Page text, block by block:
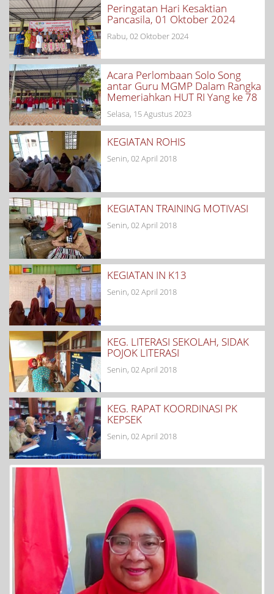
Peringatan Hari Kesaktian
Pancasila, 01 Oktober 2024
Rabu, 02 Oktober 2024
Acara Perlombaan Solo Song
antar Guru MGMP Dalam Rangka
Memeriahkan HUT RI Yang ke 78
Selasa, 15 Agustus 2023
KEGIATAN ROHIS
Senin, 02 April 2018
KEGIATAN TRAINING MOTIVASI
Senin, 02 April 2018
KEGIATAN IN K13
Senin, 02 April 2018
KEG. LITERASI SEKOLAH, SIDAK
POJOK LITERASI
Senin, 02 April 2018
KEG. RAPAT KOORDINASI PK
KEPSEK
Senin, 02 April 2018